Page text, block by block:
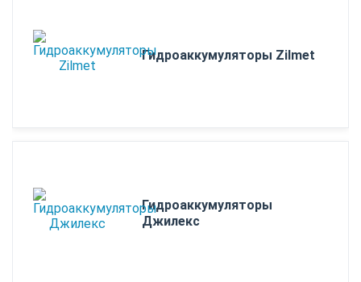
Гидроаккумуляторы Zilmet
Гидроаккумуляторы
Джилекс